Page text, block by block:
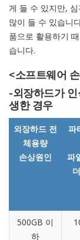
게 들 수 있지만,
많이 들 수 있습니
품으로 활용하기
습니다.
<소프트웨어
-외장하드가
생한 경우
외장하드 전
체용량
손상원인
파
파
500GB 이
하